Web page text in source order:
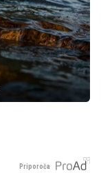
Priporoča